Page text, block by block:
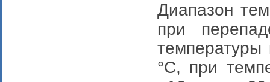
Диапазон
при
°С, при